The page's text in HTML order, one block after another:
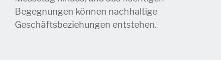
Begegnungen können nachhaltige
Geschäftsbeziehungen entstehen.